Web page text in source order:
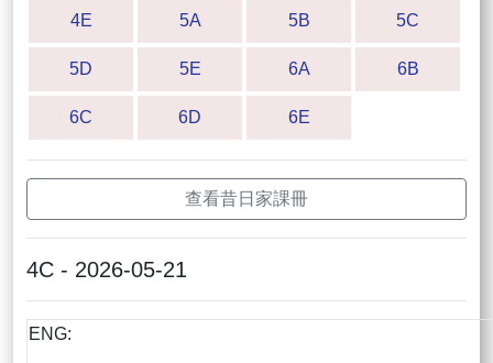
4E 5A 5B 5C
5D 5E 6A 6B
6C 6D 6E
查看昔日家課冊
4C - 2026-05-21
ENG: